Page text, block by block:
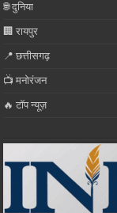
🌐 दुनिया
🏢 रायपुर
📍 छत्तीसगढ़
📺 मनोरंजन
🔥 टॉप न्यूज़